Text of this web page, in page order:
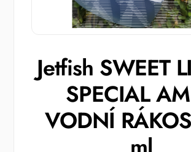
Jetfish SWEET
SPECIAL
VODNÍ